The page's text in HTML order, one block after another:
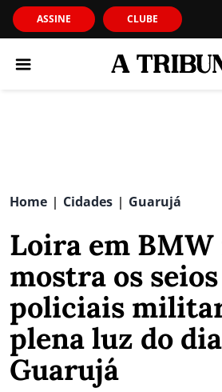
ASSINE CLUBE
Home | Cidades | Guarujá
Loira em BMW
mostra os
policiais
plena luz do
Guarujá